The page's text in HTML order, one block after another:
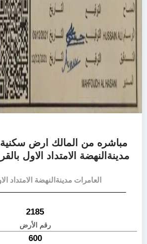
مباشره من المالك ارض
مدينةالنهضة الامتداد الاول
العامرات مدينةالنهضة الامتداد
2185
رقم الأرض
600